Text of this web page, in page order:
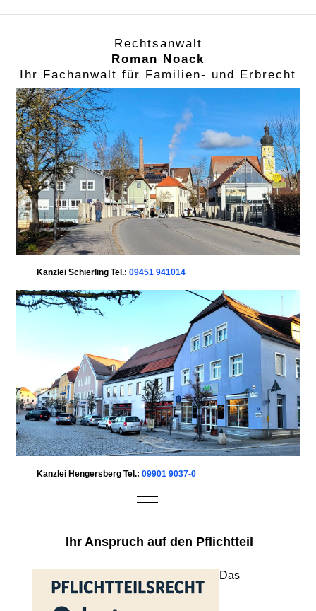
Rechtsanwalt
Roman Noack
Ihr Fachanwalt für Familien- und Erbrecht
Kanzlei Schierling Tel.:09451 941014
Kanzlei Hengersberg Tel.:09901 9037-0
Mobile Menu Toggle
Ihr Anspruch auf den Pflichtteil
Das